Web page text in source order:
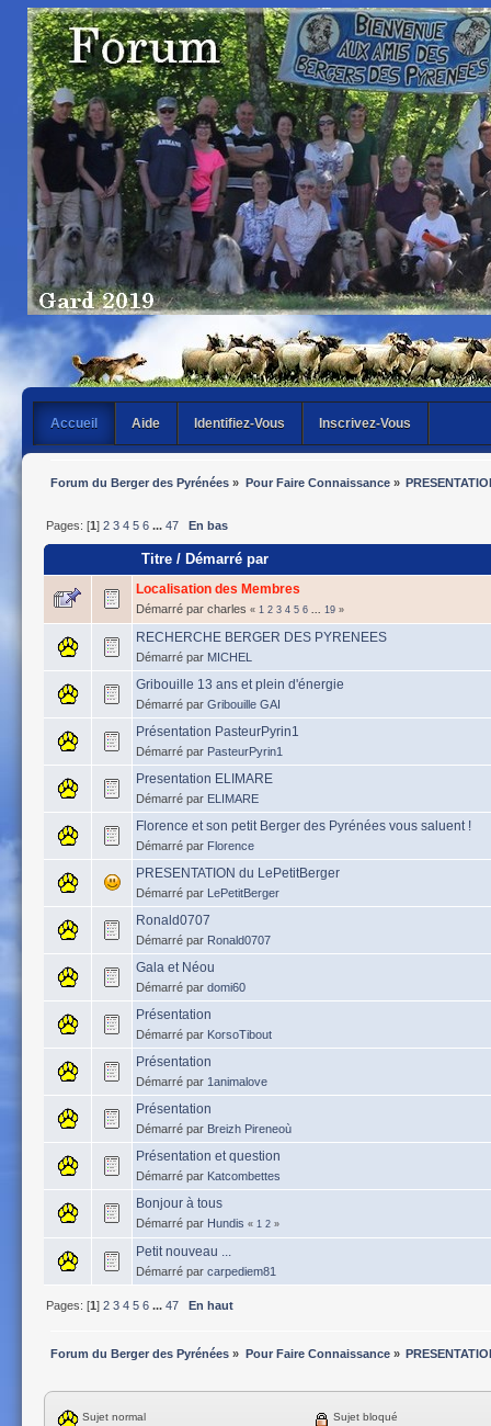
Accueil Aide Identifiez-Vous Inscrivez-Vous
Forum du Berger des Pyrénées » Pour Faire Connaissance»
Pages: [1]2 3 4 5 6 ...47 En bas
Titre / Démarré par
Localisation des Membres
Démarré par charles « 1 2 3 4 5 6 ... 19 »
RECHERCHE BERGER DES PYRENEES
Démarré par MICHEL
Gribouille 13 ans et plein d'énergie
Démarré par Gribouille GAI
Présentation PasteurPyrin1
Démarré par PasteurPyrin1
Presentation ELIMARE
Démarré par ELIMARE
Florence et son petit Berger des Pyrénées vous saluent !
Démarré par Florence
PRESENTATION du LePetitBerger
Démarré par LePetitBerger
Ronald0707
Démarré par Ronald0707
Gala et Néou
Démarré par domi60
Présentation
Démarré par KorsoTibout
Présentation
Démarré par 1animalove
Présentation
Démarré par Breizh Pireneoù
Présentation et question
Démarré par Katcombettes
Bonjour à tous
Démarré par Hundis « 1 2 »
Petit nouveau ...
Démarré par carpediem81
Pages: [1]2 3 4 5 6 ...47 En haut
Forum du Berger des Pyrénées » Pour Faire Connaissance»
Sujet normal
Sujet bloqué